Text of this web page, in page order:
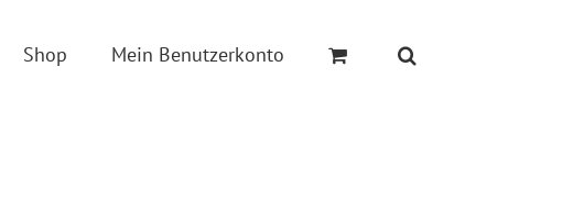
Shop Mein Benutzerkonto